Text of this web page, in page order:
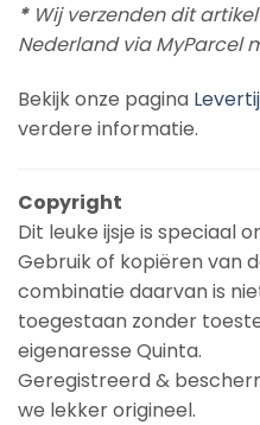
*Wij verzenden dit
Nederland via MyParcel
Bekijk onze pagina
verdere informatie.
Copyright
Dit leuke ijsje is speciaal
Gebruik of kopiëren van
combinatie daarvan is
toegestaan zonder
eigenaresse Quinta.
Geregistreerd &
we lekker origineel.